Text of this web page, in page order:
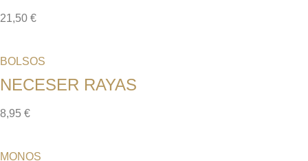
21,50 €
BOLSOS
NECESER RAYAS
8,95 €
MONOS